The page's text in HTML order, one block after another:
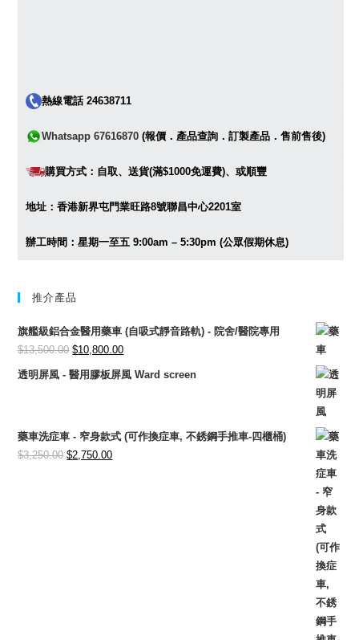
熱線電話 24638711
Whatsapp 67616870 (報價．產品查詢．訂製產品．售前售後)
購買方式：自取、送貨(滿$1000免運費)、或順豐
地址：香港新界屯門業旺路8號聯昌中心2201室
辦工時間：星期一至五 9:00am – 5:30pm (公眾假期休息)
推介產品
旗艦級鋁合金醫用藥車 (自吸式靜音路軌) - 院舍/醫院專用
$13,500.00 Original
price
$10,800.00Current
price
透明屏風 - 醫用膠板屏風 Ward screen
藥車洗症車 - 窄身款式 (可作換症車, 不銹鋼手推車-四櫃桶)
$3,250.00 Original
$2,750.00Current